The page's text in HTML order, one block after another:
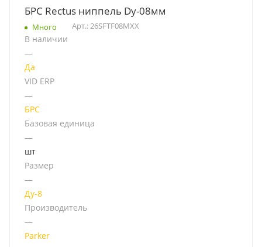
БРС Rectus ниппель Dy-08мм
Много Арт.: 26SFTF08MXX
В наличии
—
Да
VID ERP
—
БРС
Базовая единица
—
шт
Размер
—
Ду-8
Производитель
—
Parker